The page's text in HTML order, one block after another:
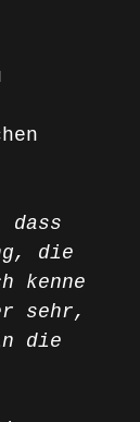
dass
die
kenne
sehr,
die